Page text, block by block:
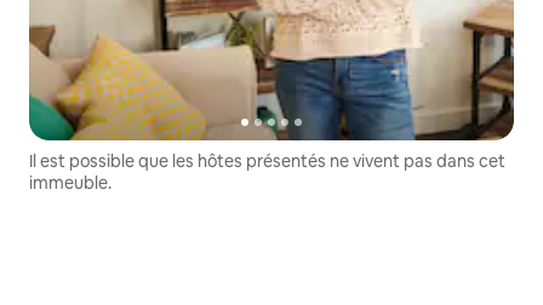
Il est possible que les hôtes présentés ne vivent pas dans cet
immeuble.